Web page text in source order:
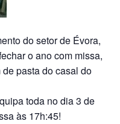
do setor de Évora,
o ano com missa,
pasta do casal do
toda no dia 3 de
às 17h:45!